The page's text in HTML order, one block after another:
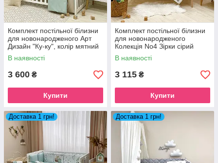
Комплект постільної білизни
для новонародженого Арт
Дизайн "Ку-ку", колір мятний
В наявності
3 600 ₴
Купити
Комплект постільної білизни
для новонародженого
Колекція No4 Зірки сірий
В наявності
3 115 ₴
Купити
Доставка 1 грн! Доставка 1 грн!